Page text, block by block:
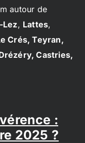
autour de
Lez, Lattes,
Crés, Teyran,
Castries,
:
2025 ?